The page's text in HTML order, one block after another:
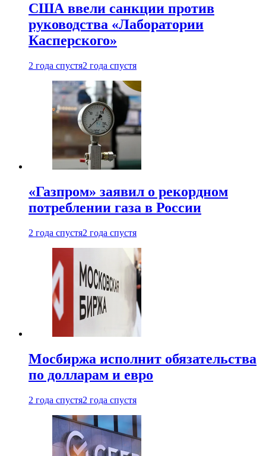
США ввели санкции против
руководства «Лаборатории
Касперского»
2 года спустя2 года спустя
«Газпром» заявил о рекордном
потреблении газа в России
2 года спустя2 года спустя
Мосбиржа исполнит обязательства
по долларам и евро
2 года спустя2 года спустя